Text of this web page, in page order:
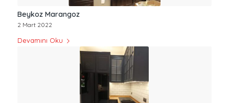
Beykoz Marangoz
2 Mart 2022
Devamını Oku